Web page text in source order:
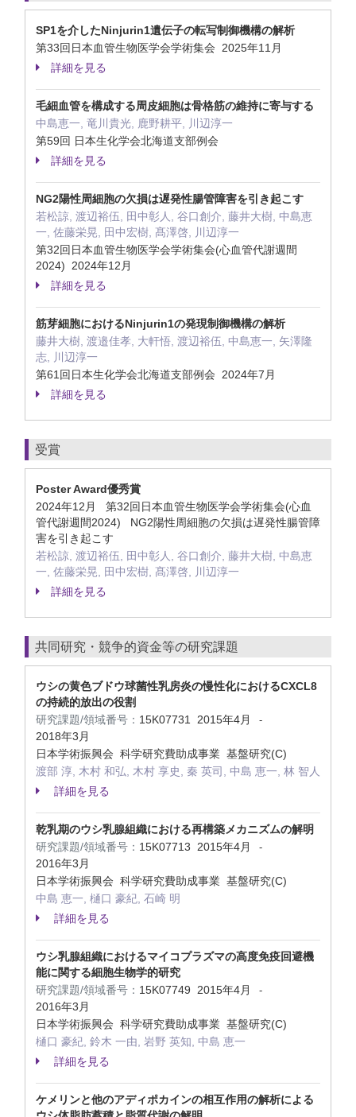
SP1を介したNinjurin1遺伝子の転写制御機構の解析
第33回日本血管生物医学会学術集会 2025年11月
詳細を見る
毛細血管を構成する周皮細胞は骨格筋の維持に寄与する
中島恵一, 竜川貴光, 鹿野耕平, 川辺淳一
第59回 日本生化学会北海道支部例会
詳細を見る
NG2陽性周細胞の欠損は遅発性腸管障害を引き起こす
若松諒, 渡辺裕伍, 田中彰人, 谷口創介, 藤井大樹, 中島恵
一, 佐藤栄晃, 田中宏樹, 髙澤啓, 川辺淳一
第32回日本血管生物医学会学術集会(心血管代謝週間
2024) 2024年12月
詳細を見る
筋芽細胞におけるNinjurin1の発現制御機構の解析
藤井大樹, 渡邉佳孝, 大軒悟, 渡辺裕伍, 中島恵一, 矢澤隆
志, 川辺淳一
第61回日本生化学会北海道支部例会 2024年7月
詳細を見る
受賞
Poster Award優秀賞
2024年12月 第32回日本血管生物医学会学術集会(心血
管代謝週間2024) NG2陽性周細胞の欠損は遅発性腸管障
害を引き起こす
若松諒, 渡辺裕伍, 田中彰人, 谷口創介, 藤井大樹, 中島恵
一, 佐藤栄晃, 田中宏樹, 髙澤啓, 川辺淳一
詳細を見る
共同研究・競争的資金等の研究課題
ウシの黄色ブドウ球菌性乳房炎の慢性化におけるCXCL8
の持続的放出の役割
研究課題/領域番号： 15K07731 2015年4月 -
2018年3月
日本学術振興会 科学研究費助成事業 基盤研究(C)
渡部 淳, 木村 和弘, 木村 享史, 秦 英司, 中島 恵一, 林 智人
詳細を見る
乾乳期のウシ乳腺組織における再構築メカニズムの解明
研究課題/領域番号： 15K07713 2015年4月 -
2016年3月
日本学術振興会 科学研究費助成事業 基盤研究(C)
中島 恵一, 樋口 豪紀, 石崎 明
詳細を見る
ウシ乳腺組織におけるマイコプラズマの高度免疫回避機
能に関する細胞生物学的研究
研究課題/領域番号： 15K07749 2015年4月 -
2016年3月
日本学術振興会 科学研究費助成事業 基盤研究(C)
樋口 豪紀, 鈴木 一由, 岩野 英知, 中島 恵一
詳細を見る
ケメリンと他のアディポカインの相互作用の解析による